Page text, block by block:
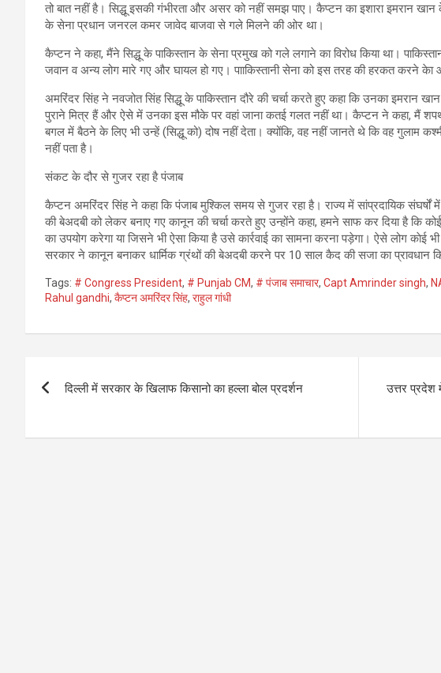
तो बात नहीं है। सिद्धू इसकी गंभीरता और असर को नहीं समझ पाए। कैप्‍टन का इशारा इमरान
के सेना प्रधान जनरल कमर जावेद बाजवा से गले मिलने की ओर था।
कैप्‍टन ने कहा, मैंने सिद्धू के पाकिस्तान के सेना प्रमुख को गले लगाने का विरोध किया था।
जवान व अन्‍य लोग मारे गए और घायल हो गए। पााकिस्‍तानी सेना को इस तरह की हरकत करने
अमरिंदर सिंह ने नवजोत सिंह सिद्धू के पाकिस्‍तान दौरे की चर्चा करते हुए कहा कि उनका इमरान
पुराने मित्र हैं और ऐसे में उनका इस मौके पर वहां जाना कतई गलत नहीं था। कैप्‍टन ने कहा, मैं
बगल में बैठने के लिए भी उन्‍हें (सिद्धू को) दोष नहीं देता। क्योंकि, वह नहीं जानते थे कि वह गुलाम
नहीं पता है।
संकट के दौर से गुजर रहा है पंजाब
कैप्‍टन अमरिंदर सिंह ने कहा किपंजाब मुश्किल समय से गुजर रहा है। राज्‍य में सांप्रदायिक संघर्षों
की बेअदबी को लेकर बनाए गए कानून की चर्चा करते हुए उन्‍होंने कहा, हमने साफ कर दिया है कि
का उपयोग करेगा या जिसने भी ऐसा किया है उसे कार्रवाई का सामना करना पड़ेगा। ऐसे लोग काेई
सरकार ने कानून बनाकर धार्मिक ग्रंथों की बेअदबी करने पर 10 साल कैद की सजा का प्रावधान
Tags: # Congress President, # Punjab CM, # पंजाब समाचार, Capt Amrinder singh,
Rahul gandhi, कैप्‍टन अमरिंदर सिंह, राहुल गांधी
दिल्ली में सरकार के खिलाफ किसानो का हल्ला बोल प्रदर्शन
उत्तर प्रदेश